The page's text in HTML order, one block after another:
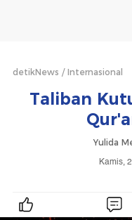
detikNews Internasional
Taliban
Yulida
Kamis,